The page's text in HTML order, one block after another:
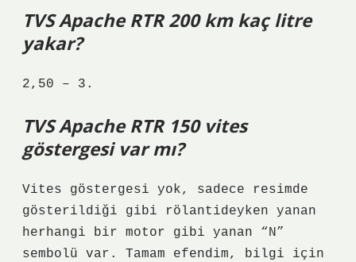
TVS Apache RTR 200 km kaç litre
yakar?
2,50 – 3.
TVS Apache RTR 150 vites
göstergesi var mı?
Vites göstergesi yok, sadece resimde
gösterildiği gibi rölantideyken yanan
herhangi bir motor gibi yanan “N”
sembolü var. Tamam efendim, bilgi için